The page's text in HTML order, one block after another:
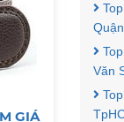
GIÁ
Văn